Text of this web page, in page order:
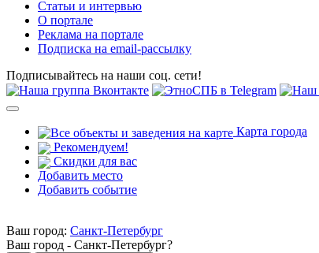
Статьи и интервью
О портале
Реклама на портале
Подписка на email-рассылку
Подписывайтесь на наши соц. сети!
Карта города
Рекомендуем!
Скидки для вас
Добавить место
Добавить событие
Ваш город: Санкт-Петербург
Ваш город - Санкт-Петербург?